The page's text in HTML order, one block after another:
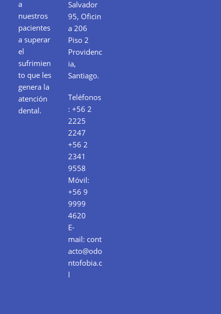
a
nuestros
pacientes
a superar
el
sufrimien
to que les
genera la
atención
dental.
Salvador
95, Oficin
a 206
Piso 2
Providenc
ia,
Santiago.
Teléfonos
:+56 2
2225
2247
+56 2
2341
9558
Móvil:
+56 9
9999
4620
E-
mail: cont
acto@odo
ntofobia.c
l